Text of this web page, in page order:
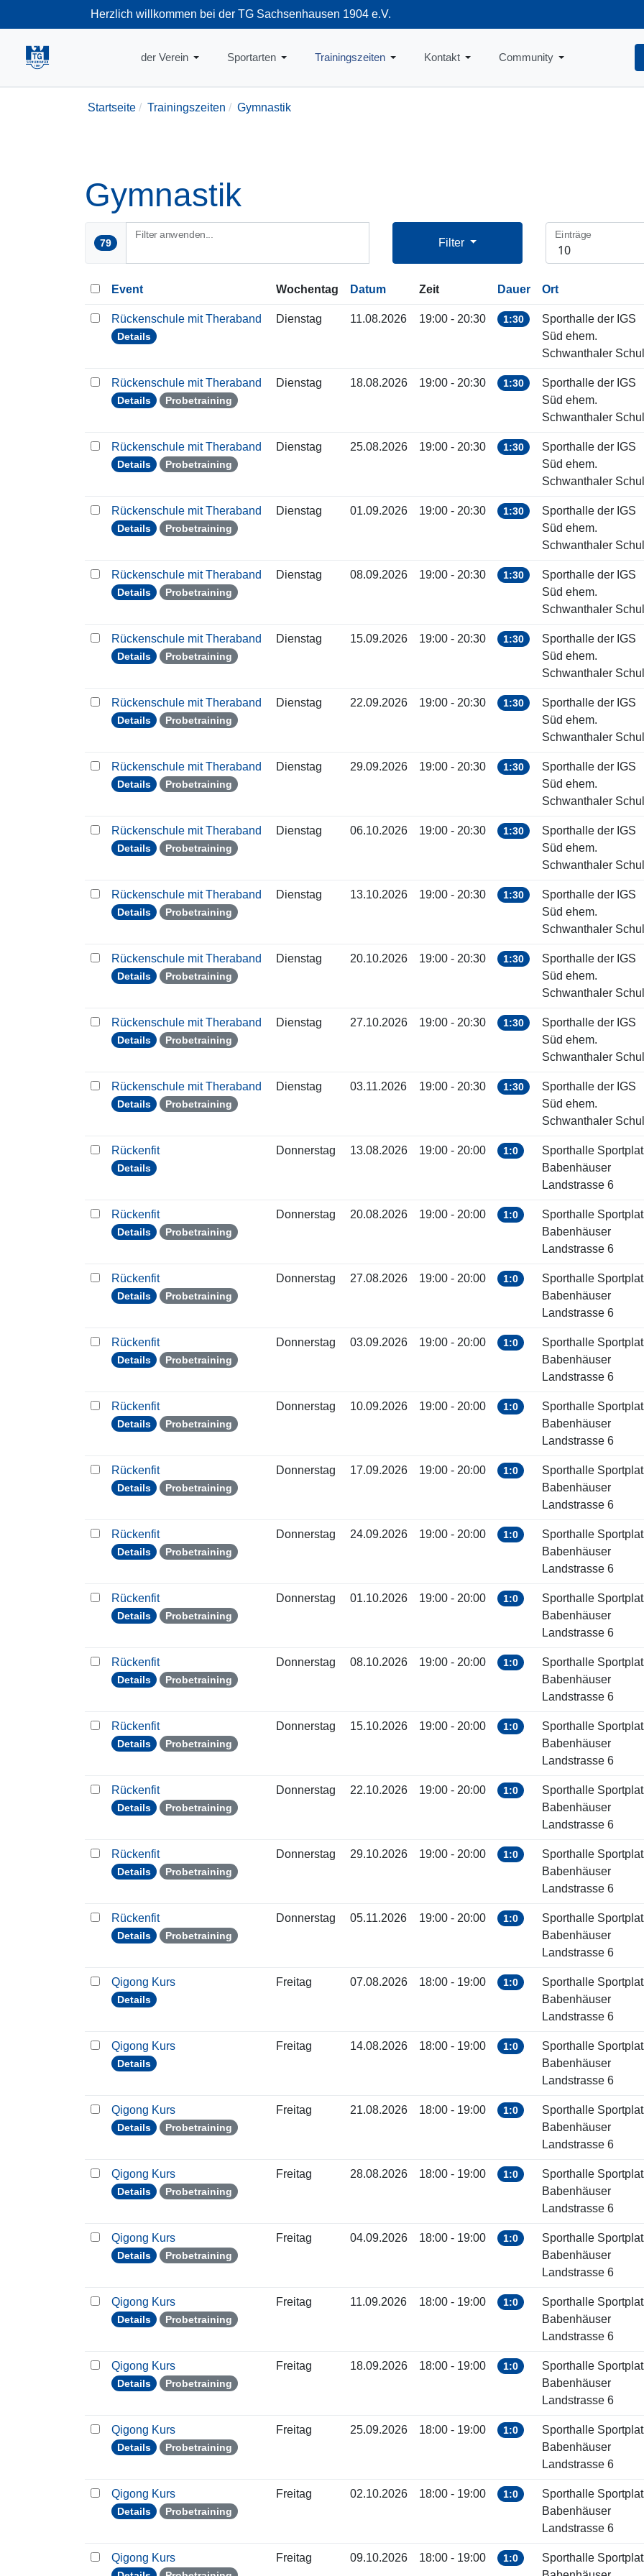
Herzlich willkommen bei der TG Sachsenhausen 1904 e.V.
+49-69-66374712
der Verein Sportarten Trainingszeiten Kontakt Community
Startseite Trainingszeiten Gymnastik
Gymnastik
79
Filter anwenden...
Filter
Einträge
Event Wochentag Datum Zeit Dauer Ort
Rückenschule mit Theraband
Details
Dienstag 11.08.2026 19:00 - 20:30 1:30
Sporthalle der IGS
Süd ehem.
Schwanthaler
Rückenschule mit Theraband
Details Probetraining
Dienstag 18.08.2026 19:00 - 20:30 1:30
Sporthalle der IGS
Süd ehem.
Schwanthaler
Rückenschule mit Theraband
Details Probetraining
Dienstag 25.08.2026 19:00 - 20:30 1:30
Sporthalle der IGS
Süd ehem.
Schwanthaler
Rückenschule mit Theraband
Details Probetraining
Dienstag 01.09.2026 19:00 - 20:30 1:30
Sporthalle der IGS
Süd ehem.
Schwanthaler
Rückenschule mit Theraband
Details Probetraining
Dienstag 08.09.2026 19:00 - 20:30 1:30
Sporthalle der IGS
Süd ehem.
Schwanthaler
Rückenschule mit Theraband
Details Probetraining
Dienstag 15.09.2026 19:00 - 20:30 1:30
Sporthalle der IGS
Süd ehem.
Schwanthaler
Rückenschule mit Theraband
Details Probetraining
Dienstag 22.09.2026 19:00 - 20:30 1:30
Sporthalle der IGS
Süd ehem.
Schwanthaler
Rückenschule mit Theraband
Details Probetraining
Dienstag 29.09.2026 19:00 - 20:30 1:30
Sporthalle der IGS
Süd ehem.
Schwanthaler
Rückenschule mit Theraband
Details Probetraining
Dienstag 06.10.2026 19:00 - 20:30 1:30
Sporthalle der IGS
Süd ehem.
Schwanthaler
Rückenschule mit Theraband
Details Probetraining
Dienstag 13.10.2026 19:00 - 20:30 1:30
Sporthalle der IGS
Süd ehem.
Schwanthaler
Rückenschule mit Theraband
Details Probetraining
Dienstag 20.10.2026 19:00 - 20:30 1:30
Sporthalle der IGS
Süd ehem.
Schwanthaler
Rückenschule mit Theraband
Details Probetraining
Dienstag 27.10.2026 19:00 - 20:30 1:30
Sporthalle der IGS
Süd ehem.
Schwanthaler
Rückenschule mit Theraband
Details Probetraining
Dienstag 03.11.2026 19:00 - 20:30 1:30
Sporthalle der IGS
Süd ehem.
Schwanthaler
Rückenfit
Details
Donnerstag 13.08.2026 19:00 - 20:00 1:0
Sporthalle
Babenhäuser
Landstrasse 6
Rückenfit
Details Probetraining
Donnerstag 20.08.2026 19:00 - 20:00 1:0
Sporthalle
Babenhäuser
Landstrasse 6
Rückenfit
Details Probetraining
Donnerstag 27.08.2026 19:00 - 20:00 1:0
Sporthalle
Babenhäuser
Landstrasse 6
Rückenfit
Details Probetraining
Donnerstag 03.09.2026 19:00 - 20:00 1:0
Sporthalle
Babenhäuser
Landstrasse 6
Rückenfit
Details Probetraining
Donnerstag 10.09.2026 19:00 - 20:00 1:0
Sporthalle
Babenhäuser
Landstrasse 6
Rückenfit
Details Probetraining
Donnerstag 17.09.2026 19:00 - 20:00 1:0
Sporthalle
Babenhäuser
Landstrasse 6
Rückenfit
Details Probetraining
Donnerstag 24.09.2026 19:00 - 20:00 1:0
Sporthalle
Babenhäuser
Landstrasse 6
Rückenfit
Details Probetraining
Donnerstag 01.10.2026 19:00 - 20:00 1:0
Sporthalle
Babenhäuser
Landstrasse 6
Rückenfit
Details Probetraining
Donnerstag 08.10.2026 19:00 - 20:00 1:0
Sporthalle
Babenhäuser
Landstrasse 6
Rückenfit
Details Probetraining
Donnerstag 15.10.2026 19:00 - 20:00 1:0
Sporthalle
Babenhäuser
Landstrasse 6
Rückenfit
Details Probetraining
Donnerstag 22.10.2026 19:00 - 20:00 1:0
Sporthalle
Babenhäuser
Landstrasse 6
Rückenfit
Details Probetraining
Donnerstag 29.10.2026 19:00 - 20:00 1:0
Sporthalle
Babenhäuser
Landstrasse 6
Rückenfit
Details Probetraining
Donnerstag 05.11.2026 19:00 - 20:00 1:0
Sporthalle
Babenhäuser
Landstrasse 6
Qigong Kurs
Details
Freitag 07.08.2026 18:00 - 19:00 1:0
Sporthalle
Babenhäuser
Landstrasse 6
Qigong Kurs
Details
Freitag 14.08.2026 18:00 - 19:00 1:0
Sporthalle
Babenhäuser
Landstrasse 6
Qigong Kurs
Details Probetraining
Freitag 21.08.2026 18:00 - 19:00 1:0
Sporthalle
Babenhäuser
Landstrasse 6
Qigong Kurs
Details Probetraining
Freitag 28.08.2026 18:00 - 19:00 1:0
Sporthalle
Babenhäuser
Landstrasse 6
Qigong Kurs
Details Probetraining
Freitag 04.09.2026 18:00 - 19:00 1:0
Sporthalle
Babenhäuser
Landstrasse 6
Qigong Kurs
Details Probetraining
Freitag 11.09.2026 18:00 - 19:00 1:0
Sporthalle
Babenhäuser
Landstrasse 6
Qigong Kurs
Details Probetraining
Freitag 18.09.2026 18:00 - 19:00 1:0
Sporthalle
Babenhäuser
Landstrasse 6
Qigong Kurs
Details Probetraining
Freitag 25.09.2026 18:00 - 19:00 1:0
Sporthalle
Babenhäuser
Landstrasse 6
Qigong Kurs
Details Probetraining
Freitag 02.10.2026 18:00 - 19:00 1:0
Sporthalle
Babenhäuser
Landstrasse 6
Qigong Kurs Freitag 09.10.2026 18:00 - 19:00 1:0
Sporthalle